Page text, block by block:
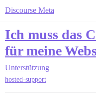
Discourse Meta
Ich muss das
für meine
Unterstützung
hosted-support